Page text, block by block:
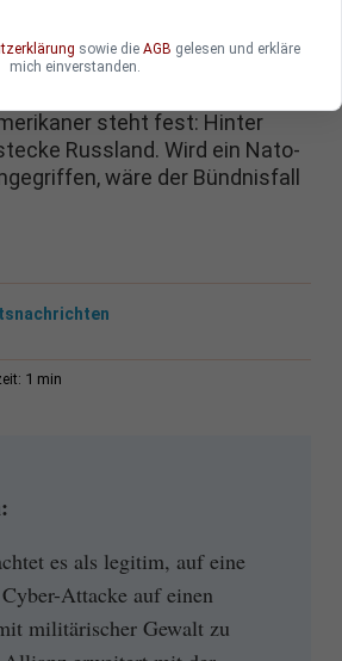
Regierungen und weitere
Landes lahmlegen. Doch
steht fest: Hinter
Russland. Wird ein Nato-
wäre der Bündnisfall
1 min
es als legitim, auf eine
Attacke auf einen
militärischer Gewalt zu
sowie die AGB gelesen und erkläre
mich einverstanden.